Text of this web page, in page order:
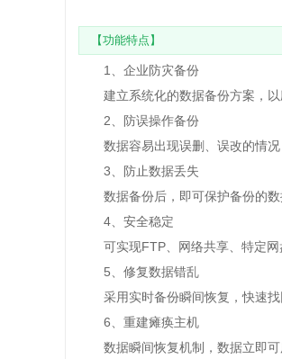
【功能特点】
1、企业防灾备份
建立系统化的数据备份方案，以
2、防误操作备份
数据容易出现误删、误改的情况
3、防止数据丢失
数据备份后，即可保护备份的数
4、安全稳定
可实现FTP、网络共享、特定网
5、修复数据错乱
采用实时备份瞬间恢复，快速找
6、重建瘫痪主机
数据瞬间恢复机制，数据立即可